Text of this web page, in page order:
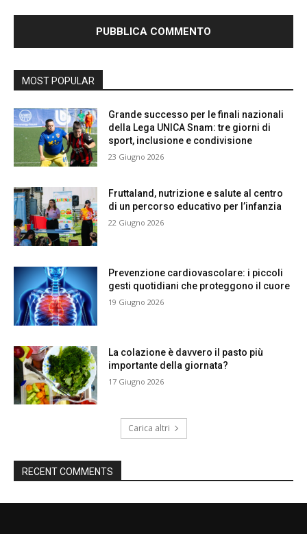
MOST POPULAR
Grande successo per le finali nazionali
della Lega UNICA Snam: tre giorni di
sport, inclusione e condivisione
23 Giugno 2026
Fruttaland, nutrizione e salute al centro
di un percorso educativo per l’infanzia
22 Giugno 2026
Prevenzione cardiovascolare: i piccoli
gesti quotidiani che proteggono il cuore
19 Giugno 2026
La colazione è davvero il pasto più
importante della giornata?
17 Giugno 2026
Carica altri
RECENT COMMENTS